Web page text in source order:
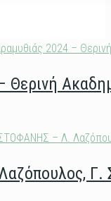
Θερινή
Γ.